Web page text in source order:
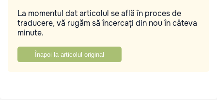
La momentul dat articolul se află în proces de
traducere, vă rugăm să încercați din nou în câteva
minute.
Înapoi la articolul original